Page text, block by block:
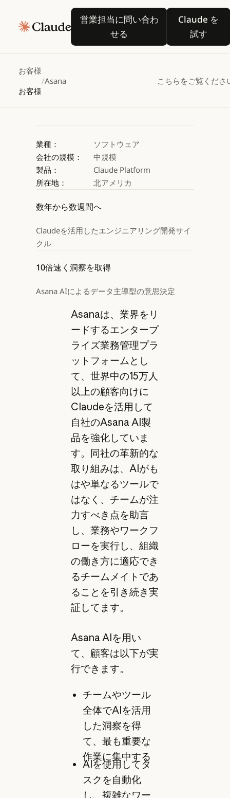
営業担当に問い合わ
せる
営業担当に問い合わせる
Claude を
試す
Claude
お客様
お客様
/Asana こちらをご覧くださ
Asana、
Claudeを活用して業務
Claude を試す
業種：
ソフトウェア
会社の規模：
中規模
製品：
Claude Platform
所在地：
北アメリカ
数年から数週間へ
Claudeを活用したエンジニアリング開発サイ
クル
10倍速く洞察を取得
Asana AIによるデータ主導型の意思決定
Asanaは、業界をリ
ードするエンタープ
ライズ業務管理プラ
ットフォームとし
て、世界中の15万人
以上の顧客向けに
Claudeを活用して
自社のAsana AI製
品を強化していま
す。同社の革新的な
取り組みは、AIがも
はや単なるツールで
はなく、チームが注
力すべき点を助言
し、業務やワークフ
ローを実行し、組織
の働き方に適応でき
るチームメイトであ
ることを引き続き実
証してます。
Asana AIを用い
て、顧客は以下が実
行できます。
チームやツール
全体でAIを活用
した洞察を得
て、最も重要な
作業に集中する
AIを使用してタ
スクを自動化
し、複雑なワー